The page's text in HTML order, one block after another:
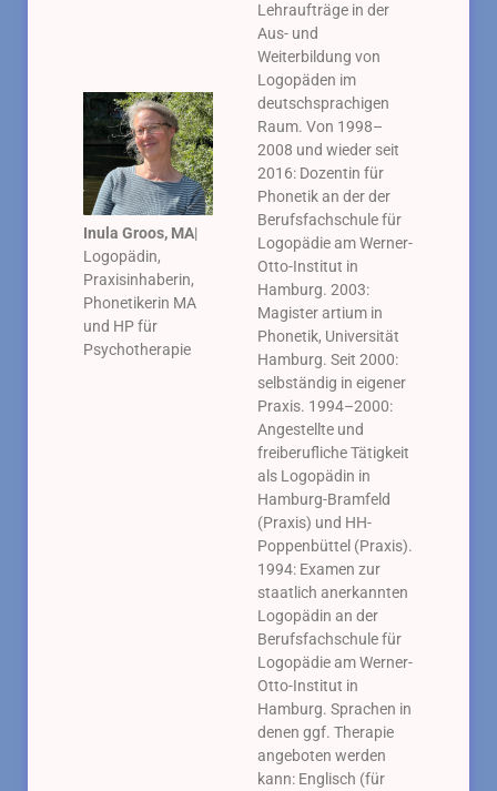
Inula Groos, MA|
Logopädin,
Praxisinhaberin,
Phonetikerin MA
und HP für
Psychotherapie
Lehraufträge in der
Aus- und
Weiterbildung von
Logopäden im
deutschsprachigen
Raum. Von 1998–
2008 und wieder seit
2016: Dozentin für
Phonetik an der der
Berufsfachschule für
Logopädie am Werner-
Otto-Institut in
Hamburg. 2003:
Magister artium in
Phonetik, Universität
Hamburg. Seit 2000:
selbständig in eigener
Praxis. 1994–2000:
Angestellte und
freiberufliche Tätigkeit
als Logopädin in
Hamburg-Bramfeld
(Praxis) und HH-
Poppenbüttel (Praxis).
1994: Examen zur
staatlich anerkannten
Logopädin an der
Berufsfachschule für
Logopädie am Werner-
Otto-Institut in
Hamburg. Sprachen in
denen ggf. Therapie
angeboten werden
kann: Englisch (für